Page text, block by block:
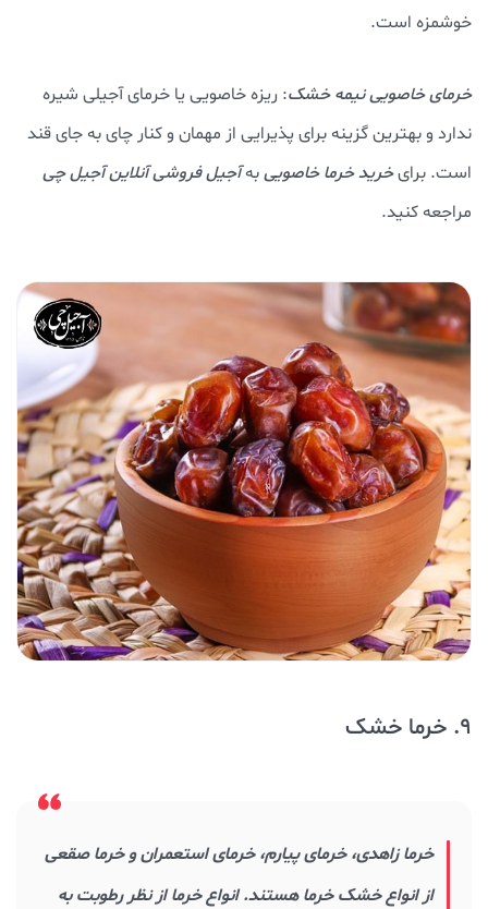
خوشمزه است.
خرمای خاصویی نیمه خشک: ریزه خاصویی یا خرمای آجیلی شیره
ندارد و بهترین گزینه برای پذیرایی از مهمان و کنار چای به جای قند
است. برایخرید خرما خاصوییبهآجیل فروشی آنلاین آجیل چی
مراجعه کنید.
9. خرما خشک
خرما زاهدی، خرمای پیارم، خرمای استعمران و خرما صقعی
از انواع خشک خرما هستند. انواع خرما از نظر رطوبت به